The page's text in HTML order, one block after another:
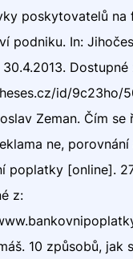
poskytovatelů na
podniku. In:
Dostupné
id/9c23ho/
Zeman. Čím
ne, porovnání
poplatky [online].
z:
10 způsobů, jak